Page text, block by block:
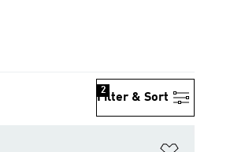
Filter & Sort
2